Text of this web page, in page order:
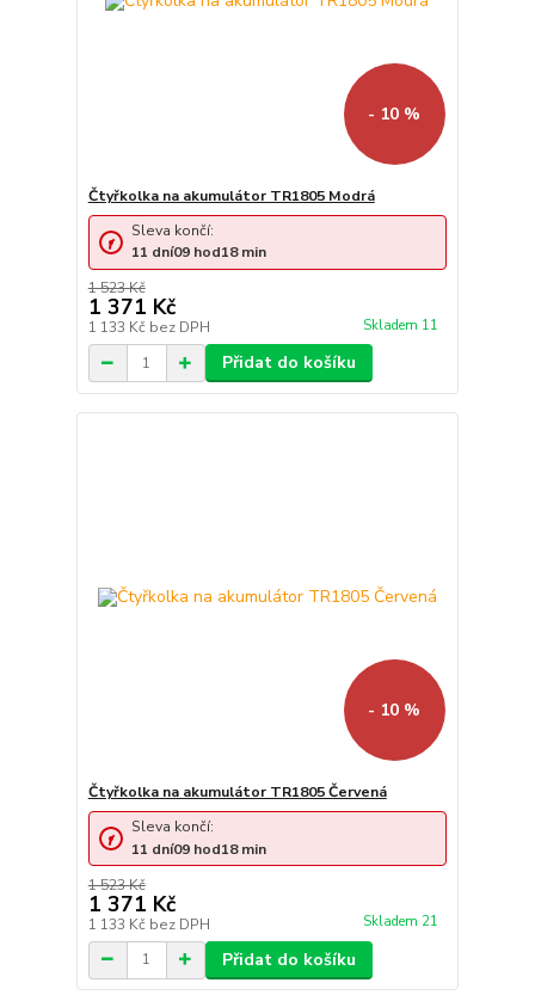
- 10 %
Čtyřkolka na akumulátor TR1805 Modrá
1 523 Kč
1 371 Kč
1 133 Kč bez DPH Skladem 11
Sleva končí:
11 dní09 hod18min
Přidat do košíku
- 10 %
Čtyřkolka na akumulátor TR1805 Červená
1 523 Kč
1 371 Kč
1 133 Kč bez DPH Skladem 21
Sleva končí:
11 dní09 hod18min
Přidat do košíku